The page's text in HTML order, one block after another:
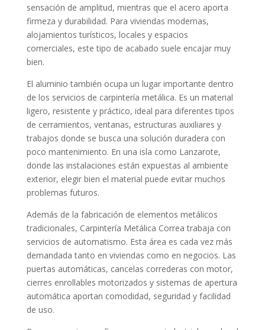
sensación de amplitud, mientras que el acero aporta
firmeza y durabilidad. Para viviendas modernas,
alojamientos turísticos, locales y espacios
comerciales, este tipo de acabado suele encajar muy
bien.
El aluminio también ocupa un lugar importante dentro
de los servicios de carpintería metálica. Es un material
ligero, resistente y práctico, ideal para diferentes tipos
de cerramientos, ventanas, estructuras auxiliares y
trabajos donde se busca una solución duradera con
poco mantenimiento. En una isla como Lanzarote,
donde las instalaciones están expuestas al ambiente
exterior, elegir bien el material puede evitar muchos
problemas futuros.
Además de la fabricación de elementos metálicos
tradicionales, Carpintería Metálica Correa trabaja con
servicios de automatismo. Esta área es cada vez más
demandada tanto en viviendas como en negocios. Las
puertas automáticas, cancelas correderas con motor,
cierres enrollables motorizados y sistemas de apertura
automática aportan comodidad, seguridad y facilidad
de uso.